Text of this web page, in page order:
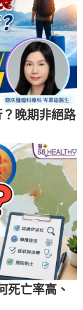
晚期非絕路
死亡率高、